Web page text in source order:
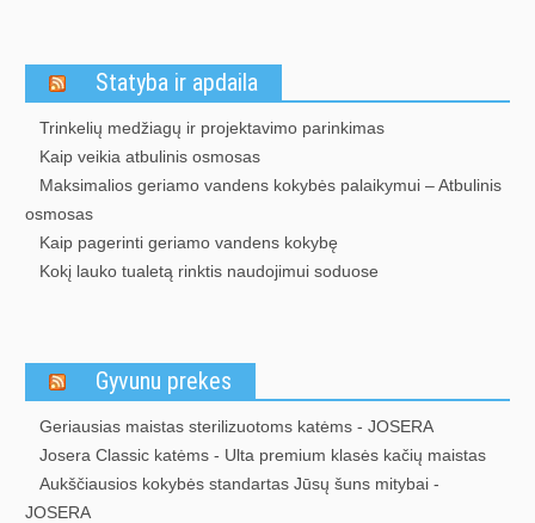
Statyba ir apdaila
Trinkelių medžiagų ir projektavimo parinkimas
Kaip veikia atbulinis osmosas
Maksimalios geriamo vandens kokybės palaikymui – Atbulinis
osmosas
Kaip pagerinti geriamo vandens kokybę
Kokį lauko tualetą rinktis naudojimui soduose
Gyvunu prekes
Geriausias maistas sterilizuotoms katėms - JOSERA
Josera Classic katėms - Ulta premium klasės kačių maistas
Aukščiausios kokybės standartas Jūsų šuns mitybai -
JOSERA